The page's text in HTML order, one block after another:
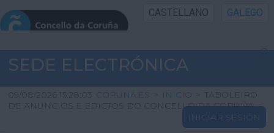
CASTELLANO GALEGO
INICIO SEDE
INICIO
INFORMACIÓN PÚBLICA
SEDE ELECTRÓNICA
09/08/2026 15:28:03 CORUNA.ES > INICIO > TABOLEIRO
DE ANUNCIOS E EDICTOS DO CONCELLO DA CORUÑA
INICIAR SESIÓN